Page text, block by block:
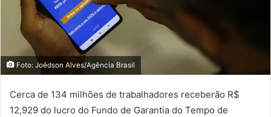
Foto: Joédson Alves/Agência Brasil
Cerca de 134 milhões de trabalhadores receberão R$
12,929 do lucro do Fundo de Garantia do Tempo de